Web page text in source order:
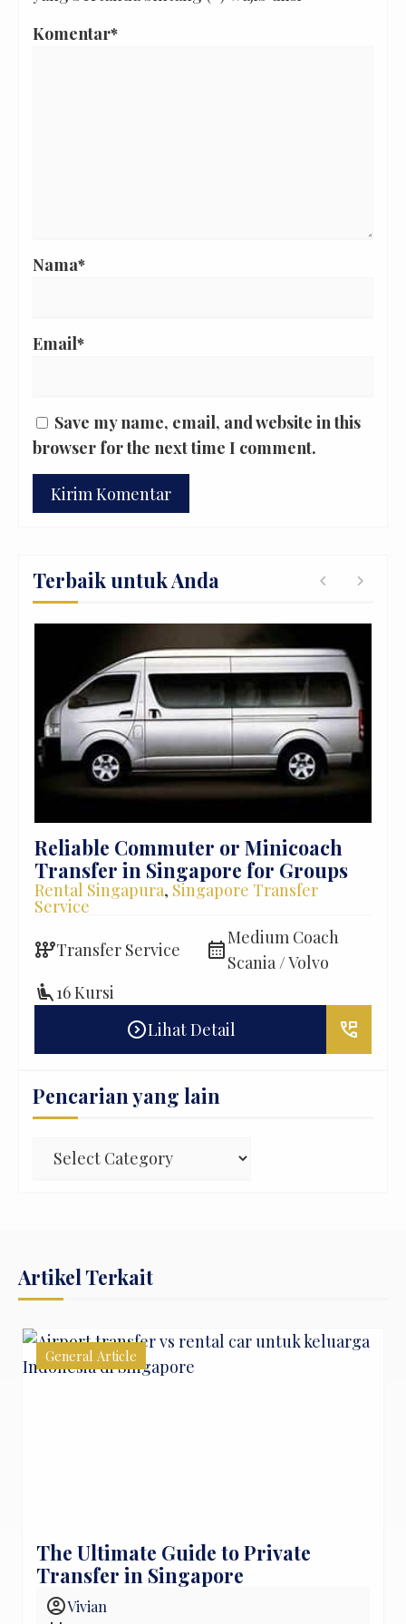
Komentar*
Nama*
Email*
Save my name, email, and website in this
browser for the next time I comment.
Terbaik untuk Anda
Reliable Commuter or Minicoach
Transfer in Singapore for Groups
Rental Singapura, Singapore Transfer
Service
auto_transmissionTransfer Service calendar_monthMedium Coach
Scania / Volvo
airline_seat_recline_extra16 Kursi
expand_circle_rightLihat Detail perm_phone_msg
Pencarian yang lain
Pencarian
Artikel Terkait
General Article
The Ultimate Guide to Private
Transfer in Singapore
account_circleVivian